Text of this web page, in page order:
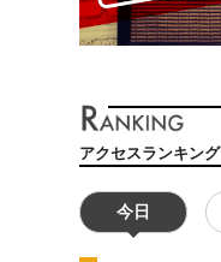
アクセスランキング
今日